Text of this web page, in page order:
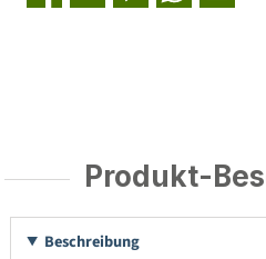
Produkt-
Beschreibung